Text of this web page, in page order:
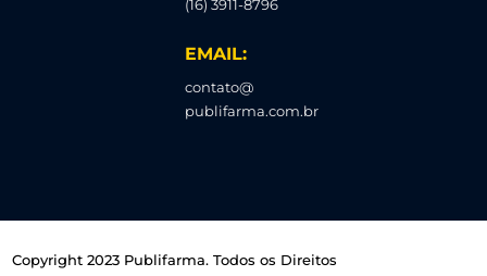
(16) 3911-8796
EMAIL:
contato@
publifarma.com.br
Copyright 2023 Publifarma. Todos os Direitos